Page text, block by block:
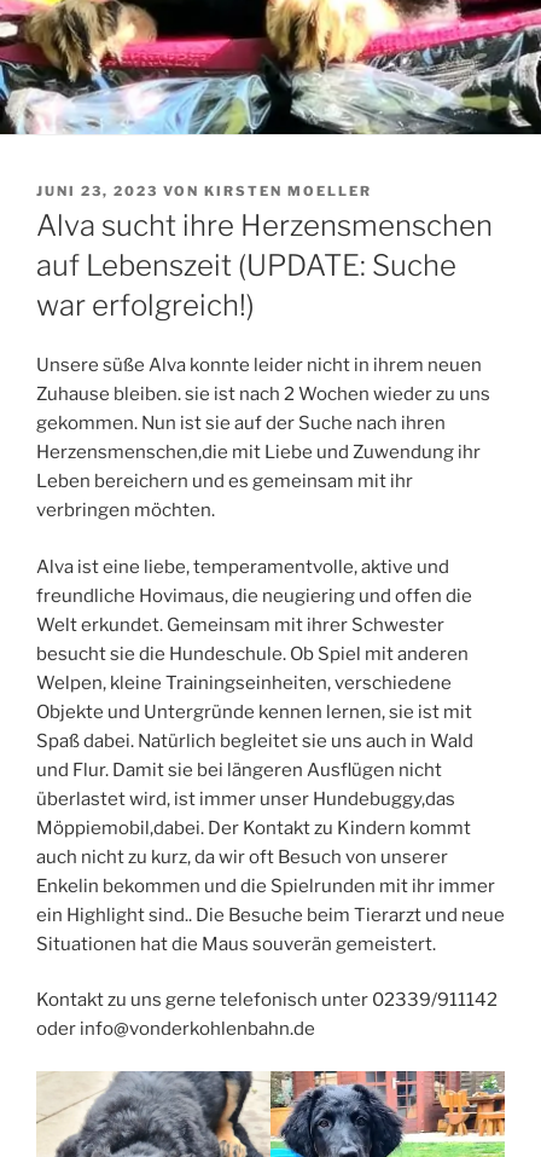
VERÖFFENTLICHT
AM
JUNI 23, 2023 VON KIRSTEN MOELLER
Alva sucht ihre Herzensmenschen
auf Lebenszeit (UPDATE: Suche
war erfolgreich!)
Unsere süße Alva konnte leider nicht in ihrem neuen
Zuhause bleiben. sie ist nach 2 Wochen wieder zu uns
gekommen. Nun ist sie auf der Suche nach ihren
Herzensmenschen,die mit Liebe und Zuwendung ihr
Leben bereichern und es gemeinsam mit ihr
verbringen möchten.
Alva ist eine liebe, temperamentvolle, aktive und
freundliche Hovimaus, die neugiering und offen die
Welt erkundet. Gemeinsam mit ihrer Schwester
besucht sie die Hundeschule. Ob Spiel mit anderen
Welpen, kleine Trainingseinheiten, verschiedene
Objekte und Untergründe kennen lernen, sie ist mit
Spaß dabei. Natürlich begleitet sie uns auch in Wald
und Flur. Damit sie bei längeren Ausflügen nicht
überlastet wird, ist immer unser Hundebuggy,das
Möppiemobil,dabei. Der Kontakt zu Kindern kommt
auch nicht zu kurz, da wir oft Besuch von unserer
Enkelin bekommen und die Spielrunden mit ihr immer
ein Highlight sind.. Die Besuche beim Tierarzt und neue
Situationen hat die Maus souverän gemeistert.
Kontakt zu uns gerne telefonisch unter 02339/911142
oder info@vonderkohlenbahn.de